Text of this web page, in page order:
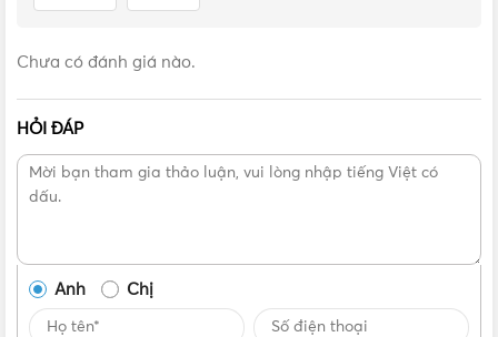
Vui lòng liên hệ Vật Tư 365 theo các kênh bên dưới để được
tư vấn mua sản phẩm Đèn LED âm trần siêu mỏng đổi 3
màu Nanoco 12W | NSD12C1 chính hãng với giá tốt nhất
Chưa có đánh giá nào.
HỎI ĐÁP
Anh Chị